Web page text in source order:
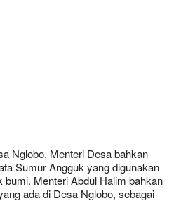
Nglobo, Menteri Desa bahkan
Sumur Angguk yang digunakan
Menteri Abdul Halim bahkan
ada di Desa Nglobo, sebagai